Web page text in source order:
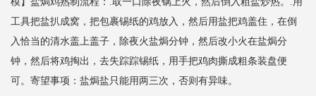
工具把盐扒成窝，把包裹锡纸的鸡放入，然后用盐把鸡盖住，在倒
入恰当的清水盖上盖子，除夜火盐焗分钟，然后改小火在盐焗分
钟，然后将鸡掏出，去失踪踪锡纸，用手把鸡肉撕成粗条装盘便
可。寄望事项：盐焗盐只能用两三次，否则有异味。